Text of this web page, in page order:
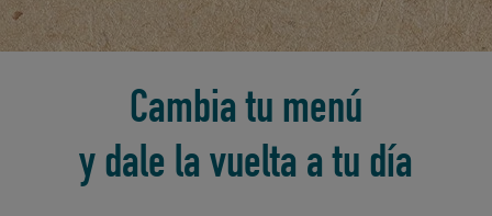
Cambia tu menú
y dale la vuelta a tu día